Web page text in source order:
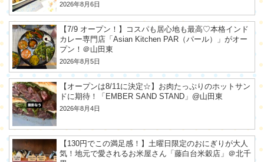
2026年8月6日
【7/9 オープン！】コスパも居心地も最高♡本格インド
カレー専門店「Asian Kitchen PAR（パール）」がオー
プン！＠山田東
2026年8月5日
【オープンは8/11に決定☆】お肉たっぷりのホットサン
ドに期待！「EMBER SAND STAND」@山田東
2026年8月4日
【130円でこの満足感！】土曜日限定のおにぎりが大人
気！地元で愛されるお米屋さん「藤白台米穀店」＠北千